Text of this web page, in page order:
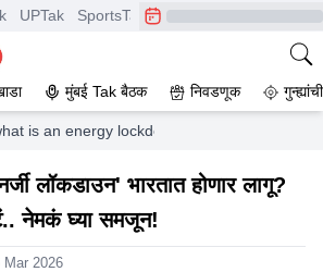
UPTak SportsTak CrimeTak
मुंबई Tak बैठक निवडणूक
is an energy lockdown people are
लॉकडाउन' भारतात होणार लागू?
नेमकं घ्या समजून!
Mar 2026